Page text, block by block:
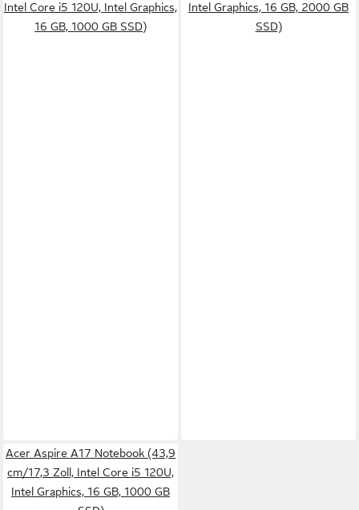
Intel Core i5 120U, Intel Graphics,
16 GB, 1000 GB SSD)
Intel Graphics, 16 GB, 2000 GB
SSD)
Acer Aspire A17 Notebook (43,9
cm/17,3 Zoll, Intel Core i5 120U,
Intel Graphics, 16 GB, 1000 GB